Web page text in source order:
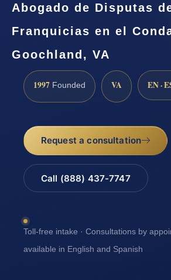
Abogado de Disputas
Franquicias en el
Goochland, VA
1997 Founded VA EN ·
Request a consultation
Call (888) 437-7747
Toll-free intake · Consultations by
available in English and Spanish